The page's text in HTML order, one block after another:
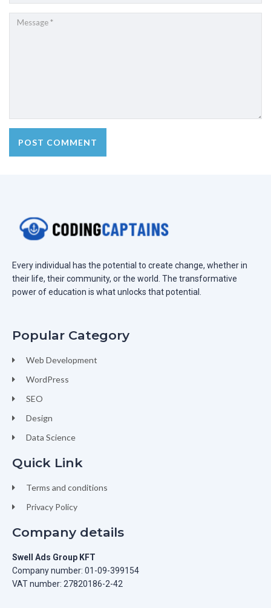
Every individual has the potential to create change, whether in
their life, their community, or the world. The transformative
power of education is what unlocks that potential.
Popular Category
Web Development
WordPress
SEO
Design
Data Science
Quick Link
Terms and conditions
Privacy Policy
Company details
Swell Ads Group KFT
Company number: 01-09-399154
VAT number: 27820186-2-42